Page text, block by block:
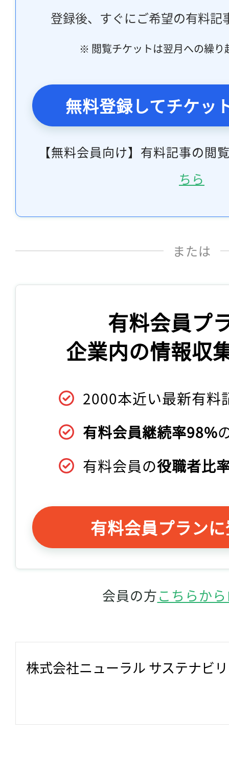
登録後、すぐにご希望の有料記
※ 閲覧チケットは翌月への繰り
無料登録してチケッ
【無料会員向け】有料記事の閲
ちら
または
有料会員プ
企業内の情報収
2000本近い最新有料
有料会員継続率98%
有料会員の役職者比
有料会員プラン
会員の方こちらか
株式会社ニューラル サステナビ